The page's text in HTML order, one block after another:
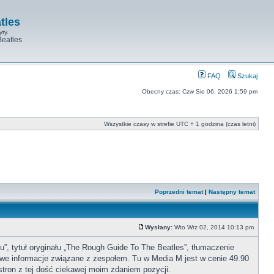
FAQ Szukaj
Obecny czas: Czw Sie 06, 2026 1:59 pm
Wszystkie czasy w strefie UTC + 1 godzina (czas letni)
Poprzedni temat| Następny temat
Wysłany: Wto Wrz 02, 2014 10:13 pm
oryginału „The Rough Guide To The Beatles”, tłumaczenie
informacje związane z zespołem. Tu w Media M jest w cenie 49.90
z tej dość ciekawej moim zdaniem pozycji.